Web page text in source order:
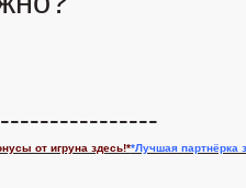
от игруна здесь!**Лучшая партнёрка